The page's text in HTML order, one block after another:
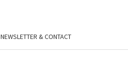
NEWSLETTER & CONTACT